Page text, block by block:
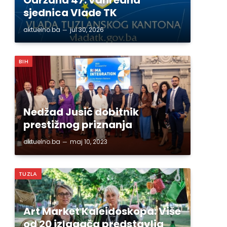
sjednica Vlade TK
aktuelno.ba jul 30, 2026
BIH
Nedžad Jusić dobitnik
prestižnog priznanja
aktuelno.ba maj 10, 2023
TUZLA
Art Market Kaleidoskopa: Više
od 20 izlagača predstavlja